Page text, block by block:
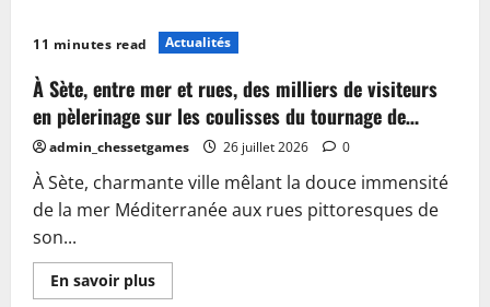
Buzz
Attack
plongez
dans
l’ambiance
d’un
véritable
plateau
télé
avec
ce
jeu
11 minutes read Actualités
À Sète, entre mer et rues, des milliers de visiteurs
en pèlerinage sur les coulisses du tournage de…
admin_chessetgames 26 juillet 2026 0
À Sète, charmante ville mêlant la douce immensité
de la mer Méditerranée aux rues pittoresques de
son...
En savoir plusEn
savoir